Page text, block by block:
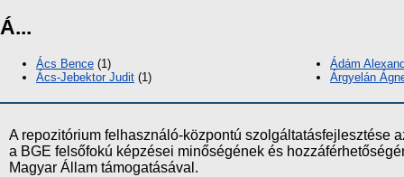
Á...
Ács Bence (1)
Ács-Jebektor Judit (1)
Ádám
Árgyelán
A repozitórium felhasználó-központú szolgáltatásfejlesztése
a BGE felsőfokú képzései minőségének és
Magyar Állam támogatásával.